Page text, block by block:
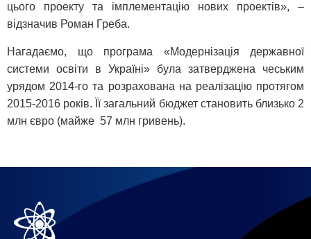
цього проекту та імплементацію нових проектів», –
відзначив Роман Греба.
Нагадаємо, що програма «Модернізація державної
системи освіти в Україні» була затверджена чеським
урядом 2014-го та розрахована на реалізацію протягом
2015-2016 років. Її загальний бюджет становить близько 2
млн євро (майже 57 млн гривень).